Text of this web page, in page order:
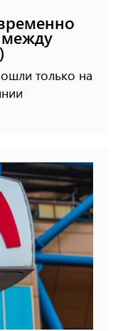
между
только на